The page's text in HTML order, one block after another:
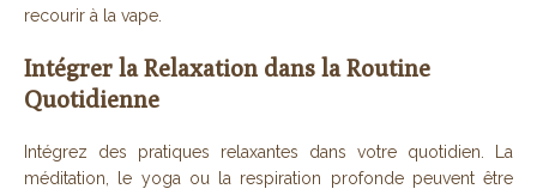
recourir à la vape.
Intégrer la Relaxation dans la Routine
Quotidienne
Intégrez des pratiques relaxantes dans votre quotidien. La
méditation, le yoga ou la respiration profonde peuvent être